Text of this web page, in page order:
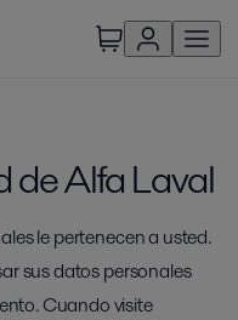
de Alfa Laval
le pertenecen a usted.
sus datos personales
Cuando visite